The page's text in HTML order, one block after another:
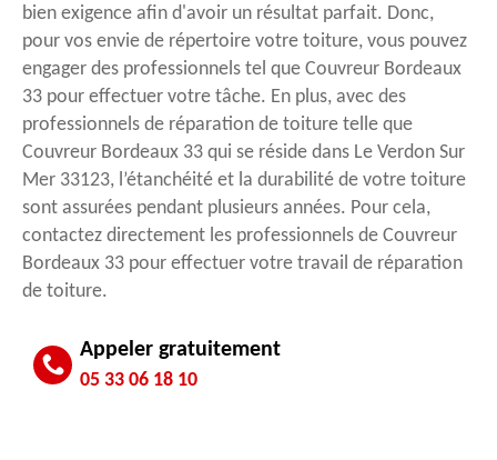
bien exigence afin d'avoir un résultat parfait. Donc,
pour vos envie de répertoire votre toiture, vous pouvez
engager des professionnels tel que Couvreur Bordeaux
33 pour effectuer votre tâche. En plus, avec des
professionnels de réparation de toiture telle que
Couvreur Bordeaux 33 qui se réside dans Le Verdon Sur
Mer 33123, l’étanchéité et la durabilité de votre toiture
sont assurées pendant plusieurs années. Pour cela,
contactez directement les professionnels de Couvreur
Bordeaux 33 pour effectuer votre travail de réparation
de toiture.
Appeler gratuitement
05 33 06 18 10